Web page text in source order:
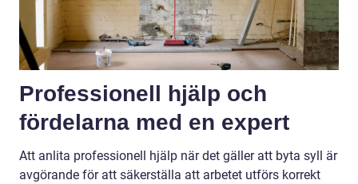
Professionell hjälp och
fördelarna med en expert
Att anlita professionell hjälp när det gäller att byta syll är
avgörande för att säkerställa att arbetet utförs korrekt